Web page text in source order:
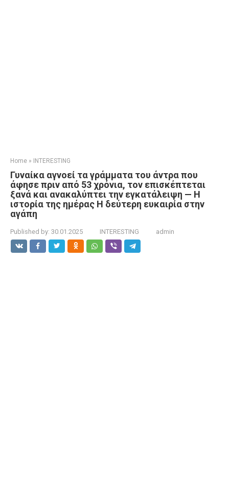
Home » INTERESTING
Γυναίκα αγνοεί τα γράμματα του άντρα που
άφησε πριν από 53 χρόνια, τον επισκέπτεται
ξανά και ανακαλύπτει την εγκατάλειψη — Η
ιστορία της ημέρας Η δεύτερη ευκαιρία στην
αγάπη
Published by: 30.01.2025 INTERESTING admin